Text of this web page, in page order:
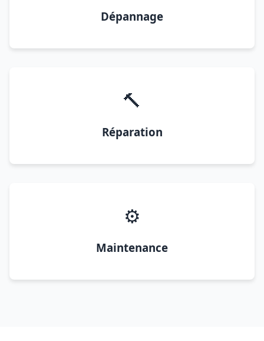
Dépannage
🔨
Réparation
⚙️
Maintenance